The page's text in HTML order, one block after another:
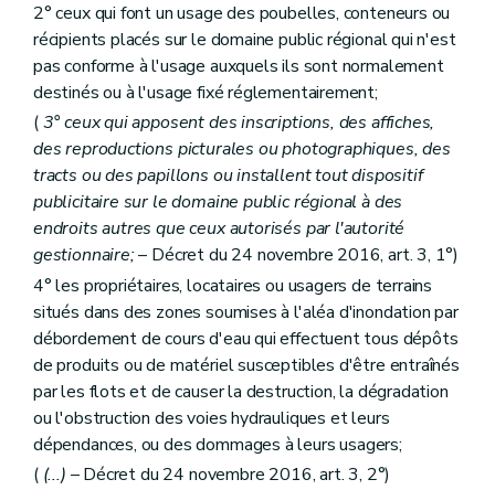
2° ceux qui font un usage des poubelles, conteneurs ou
récipients placés sur le domaine public régional qui n'est
pas conforme à l'usage auxquels ils sont normalement
destinés ou à l'usage fixé réglementairement;
(3° ceux qui apposent des inscriptions, des affiches,
des reproductions picturales ou photographiques, des
tracts ou des papillons ou installent tout dispositif
publicitaire sur le domaine public régional à des
endroits autres que ceux autorisés par l'autorité
gestionnaire;– Décret du 24 novembre 2016, art. 3, 1°)
4° les propriétaires, locataires ou usagers de terrains
situés dans des zones soumises à l'aléa d'inondation par
débordement de cours d'eau qui effectuent tous dépôts
de produits ou de matériel susceptibles d'être entraînés
par les flots et de causer la destruction, la dégradation
ou l'obstruction des voies hydrauliques et leurs
dépendances, ou des dommages à leurs usagers;
( (...) – Décret du 24 novembre 2016, art. 3, 2°)